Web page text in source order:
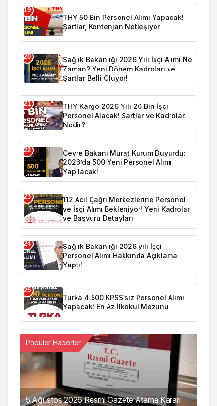
19
THY 50 Bin Personel Alımı Yapacak!
Şartlar, Kontenjan Netleşiyor
20
Sağlık Bakanlığı 2026 Yılı İşçi Alımı Ne
Zaman? Yeni Dönem Kadroları ve
Şartlar Belli Oluyor!
21
THY Kargo 2026 Yılı 26 Bin İşçi
Personel Alacak! Şartlar ve Kadrolar
Nedir?
22
Çevre Bakanı Murat Kurum Duyurdu:
2026’da 500 Yeni Personel Alımı
Yapılacak!
23
112 Acil Çağrı Merkezlerine Personel
ve İşçi Alımı Bekleniyor! Yeni Kadrolar
ve Başvuru Detayları
24
Sağlık Bakanlığı 2026 yılı İşçi
Personel Alımı Hakkında Açıklama
Yaptı!
25
Turka 4.500 KPSS’siz Personel Alımı
Yapacak! En Az İlkokul Mezunu
5 Ağustos 2026 Resmi Gazete Atama Kararı
Popüler Haberler